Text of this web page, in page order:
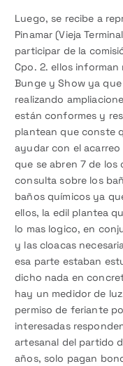
Luego, se recibe a
Pinamar (Vieja
participar de la
Cpo. 2. ellos
Bunge y Show ya que
realizando
están conformes y
plantean que conste
ayudar con el
que se abren 7 de los
consulta sobre los
baños químicos ya
ellos, la edil plantea
lo mas logico, en
y las cloacas
esa parte estaban
dicho nada en
hay un medidor de
permiso de feriante
interesadas
artesanal del partido
años, solo pagan